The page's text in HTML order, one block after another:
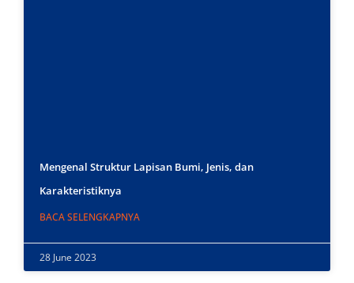
Mengenal Struktur Lapisan Bumi, Jenis, dan
Karakteristiknya
BACA SELENGKAPNYA
28 June 2023